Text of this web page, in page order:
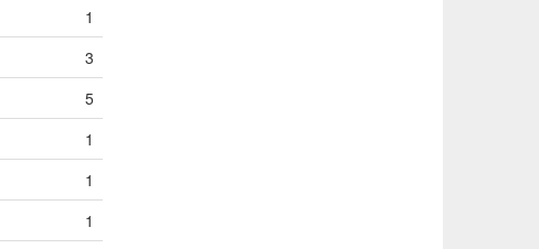
1
3
5
1
1
1